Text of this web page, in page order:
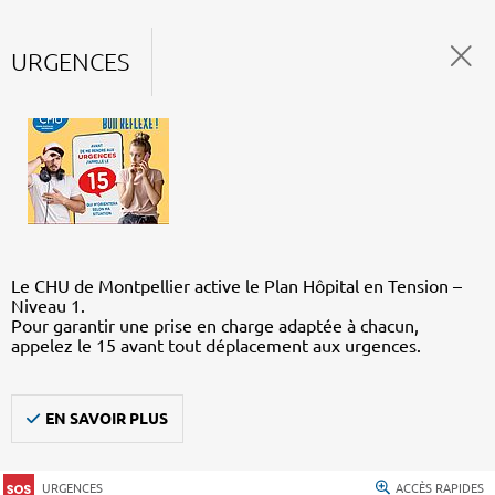
URGENCES
Le CHU de Montpellier active le Plan Hôpital en Tension –
Niveau 1.
Pour garantir une prise en charge adaptée à chacun,
appelez le 15 avant tout déplacement aux urgences.
EN SAVOIR PLUS
URGENCES ACCÈS RAPIDES